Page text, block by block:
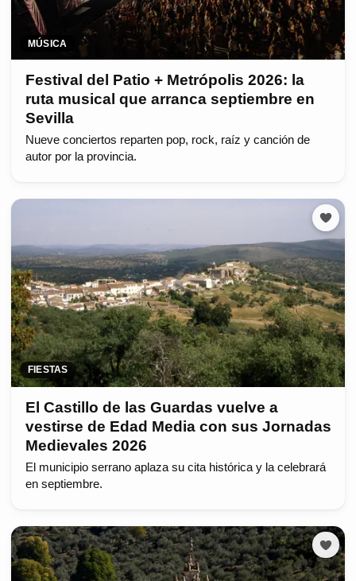
MÚSICA
Festival del Patio + Metrópolis 2026: la
ruta musical que arranca septiembre en
Sevilla
Nueve conciertos reparten pop, rock, raíz y canción de
autor por la provincia.
FIESTAS
El Castillo de las Guardas vuelve a
vestirse de Edad Media con sus Jornadas
Medievales 2026
El municipio serrano aplaza su cita histórica y la celebrará
en septiembre.